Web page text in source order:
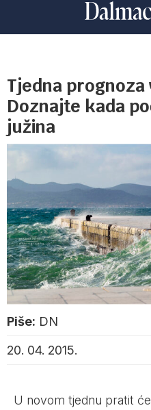
Tjedna
Doznajte kada
južina
Piše: DN
20. 04. 2015.
U novom tjednu pratit